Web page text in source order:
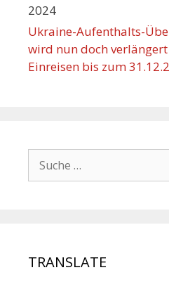
2024
Ukraine-Aufenthalts-
wird nun doch
Einreisen bis zum
TRANSLATE